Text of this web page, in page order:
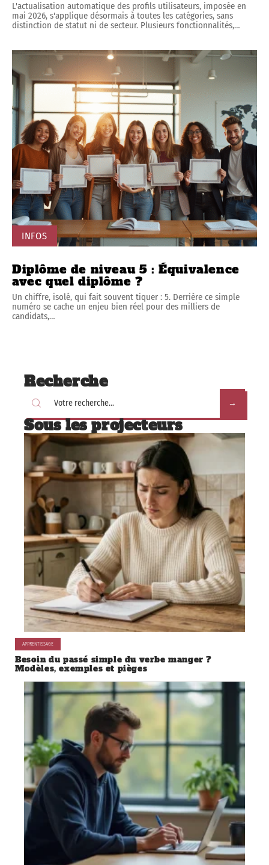
L'actualisation automatique des profils utilisateurs, imposée en
mai 2026, s'applique désormais à toutes les catégories, sans
distinction de statut ni de secteur. Plusieurs fonctionnalités,…
INFOS
Diplôme de niveau 5 : Équivalence
avec quel diplôme ?
Un chiffre, isolé, qui fait souvent tiquer : 5. Derrière ce simple
numéro se cache un enjeu bien réel pour des milliers de
candidats,…
Recherche
Sous les projecteurs
APPRENTISSAGE
Besoin du passé simple du verbe manger ?
Modèles, exemples et pièges